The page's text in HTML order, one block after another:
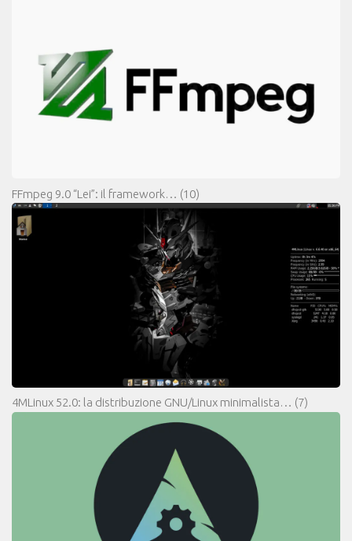
FFmpeg 9.0 “Lei”: il framework… (10)
4MLinux 52.0: la distribuzione GNU/Linux minimalista… (7)